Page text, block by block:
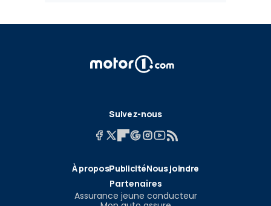
Suivez-nous
À proposPublicitéNous joindre
Partenaires
Assurance jeune conducteur